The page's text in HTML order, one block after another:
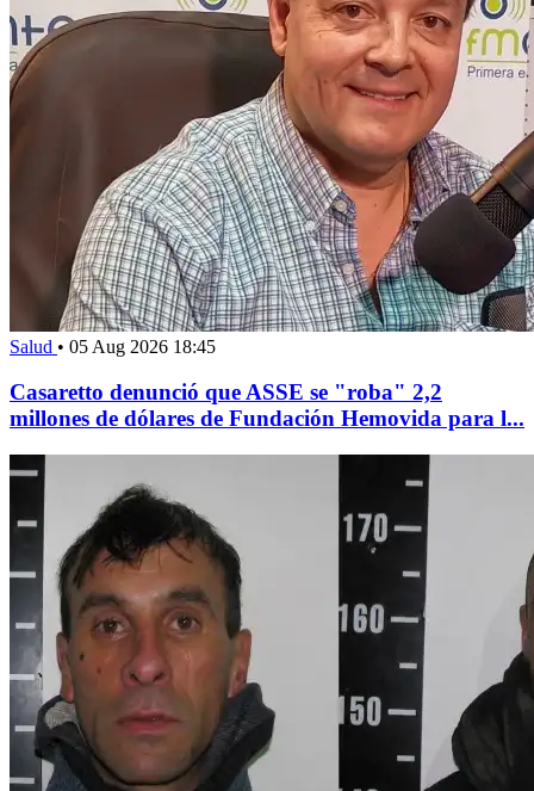
Salud • 05 Aug 2026 18:45
Casaretto denunció que ASSE se "roba" 2,2
millones de dólares de Fundación Hemovida para l...